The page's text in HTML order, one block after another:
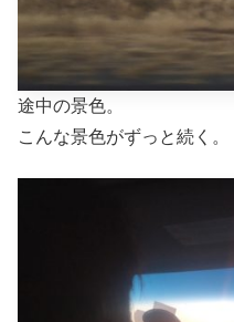
途中の景色。
こんな景色がずっと続く。